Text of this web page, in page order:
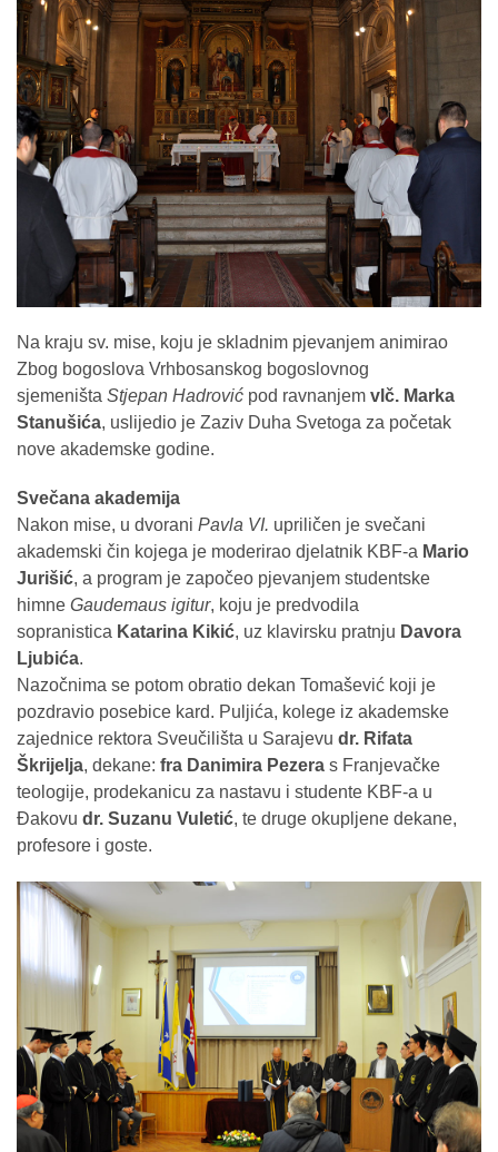
Na kraju sv. mise, koju je skladnim pjevanjem animirao
Zbog bogoslova Vrhbosanskog bogoslovnog
sjemeništa Stjepan Hadrović pod ravnanjem vlč. Marka
Stanušića, uslijedio je Zaziv Duha Svetoga za početak
nove akademske godine.
Svečana akademija
Nakon mise, u dvorani Pavla VI. upriličen je svečani
akademski čin kojega je moderirao djelatnik KBF-a Mario
Jurišić, a program je započeo pjevanjem studentske
himne Gaudemaus igitur, koju je predvodila
sopranistica Katarina Kikić, uz klavirsku pratnju Davora
Ljubića.
Nazočnima se potom obratio dekan Tomašević koji je
pozdravio posebice kard. Puljića, kolege iz akademske
zajednice rektora Sveučilišta u Sarajevu dr. Rifata
Škrijelja, dekane: fra Danimira Pezera s Franjevačke
teologije, prodekanicu za nastavu i studente KBF-a u
Đakovu dr. Suzanu Vuletić, te druge okupljene dekane,
profesore i goste.